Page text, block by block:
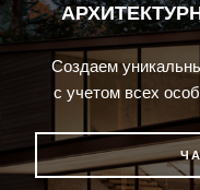
Создаем
с учетом всех